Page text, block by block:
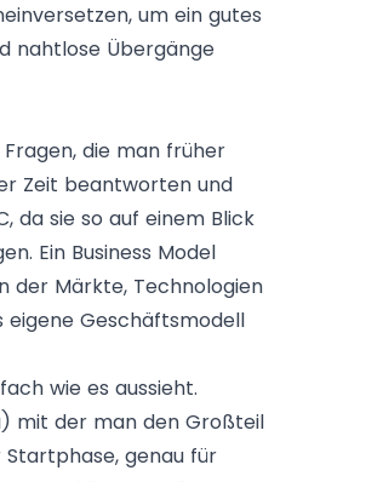
um ein gutes
nahtlose Übergänge
die man früher
Zeit beantworten und
da sie so auf einem Blick
Ein Business Model
der Märkte, Technologien
eigene Geschäftsmodell
wie es aussieht.
mit der man den Großteil
genau für